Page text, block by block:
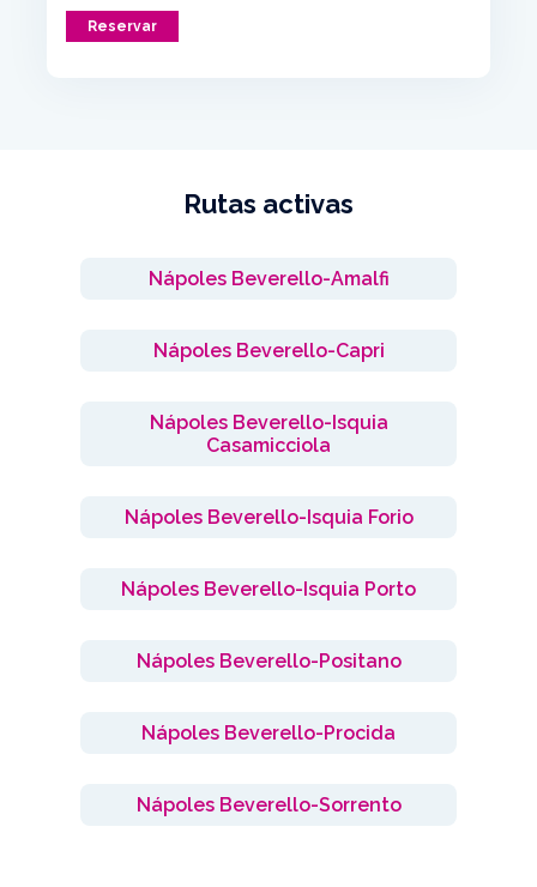
Reservar
Rutas activas
Nápoles Beverello-Amalfi
Nápoles Beverello-Capri
Nápoles Beverello-Isquia
Casamicciola
Nápoles Beverello-Isquia Forio
Nápoles Beverello-Isquia Porto
Nápoles Beverello-Positano
Nápoles Beverello-Procida
Nápoles Beverello-Sorrento